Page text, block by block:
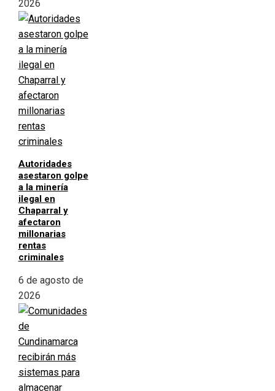
2026
Autoridades
asestaron golpe
a la minería
ilegal en
Chaparral y
afectaron
millonarias
rentas
criminales
6 de agosto de
2026